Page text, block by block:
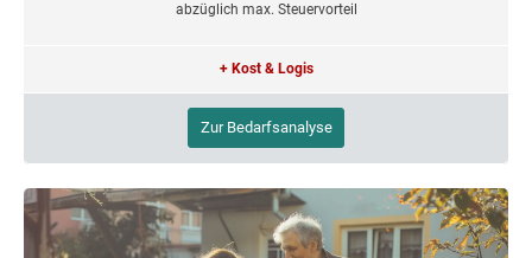
abzüglich max. Steuervorteil
+ Kost & Logis
Zur Bedarfsanalyse